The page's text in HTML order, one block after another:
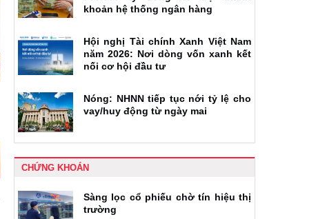
khoản hệ thống ngân hàng
Hội nghị Tài chính Xanh Việt Nam
năm 2026: Nơi dòng vốn xanh kết
nối cơ hội đầu tư
Nóng: NHNN tiếp tục nới tỷ lệ cho
vay/huy động từ ngày mai
CHỨNG KHOÁN
Sàng lọc cổ phiếu chờ tín hiệu thị
trường